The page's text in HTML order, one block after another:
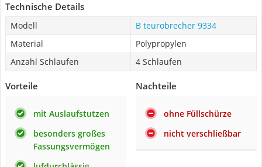
Technische Details
Modell
B teurobrecher 9334
Material
Polypropylen
Anzahl Schlaufen
4 Schlaufen
Vorteile
mit Auslaufstutzen
besonders großes
Fassungsvermögen
Nachteile
ohne Füllschürze
nicht verschließbar